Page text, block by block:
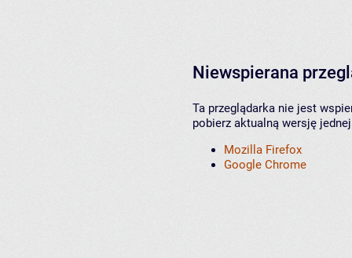
Niewspierana
Ta przeglądarka nie jest
pobierz aktualną wersję
Mozilla Firefox
Google Chrome